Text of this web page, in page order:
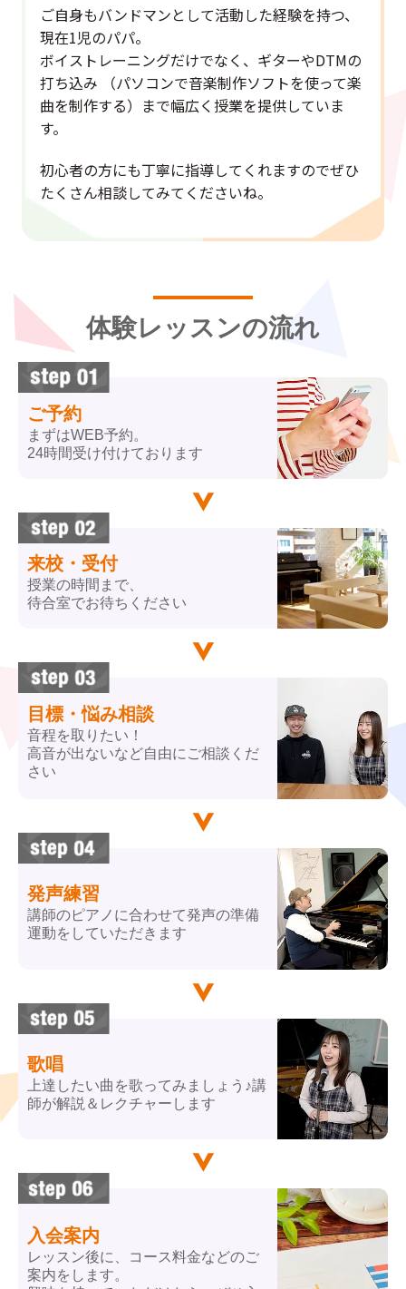
ご自身もバンドマンとして活動した経験を持つ、
現在1児のパパ。
ボイストレーニングだけでなく、ギターやDTMの
打ち込み （パソコンで音楽制作ソフトを使って楽
曲を制作する）まで幅広く授業を提供していま
す。
初心者の方にも丁寧に指導してくれますのでぜひ
たくさん相談してみてくださいね。
体験レッスンの流れ
ご予約
まずはWEB予約。
24時間受け付けております
来校・受付
授業の時間まで、
待合室でお待ちください
目標・悩み相談
音程を取りたい！
高音が出ないなど自由にご相談くだ
さい
発声練習
講師のピアノに合わせて発声の準備
運動をしていただきます
歌唱
上達したい曲を歌ってみましょう♪講
師が解説＆レクチャーします
入会案内
レッスン後に、コース料金などのご
案内をします。